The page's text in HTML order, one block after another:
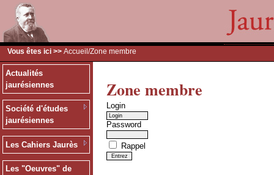
Vous êtes ici >> Accueil /Zone membre
Actualités
jaurésiennes
Société d'études
jaurésiennes
Les Cahiers Jaurès
Les "Oeuvres" de
Zone membre
Login
Password
Rappel